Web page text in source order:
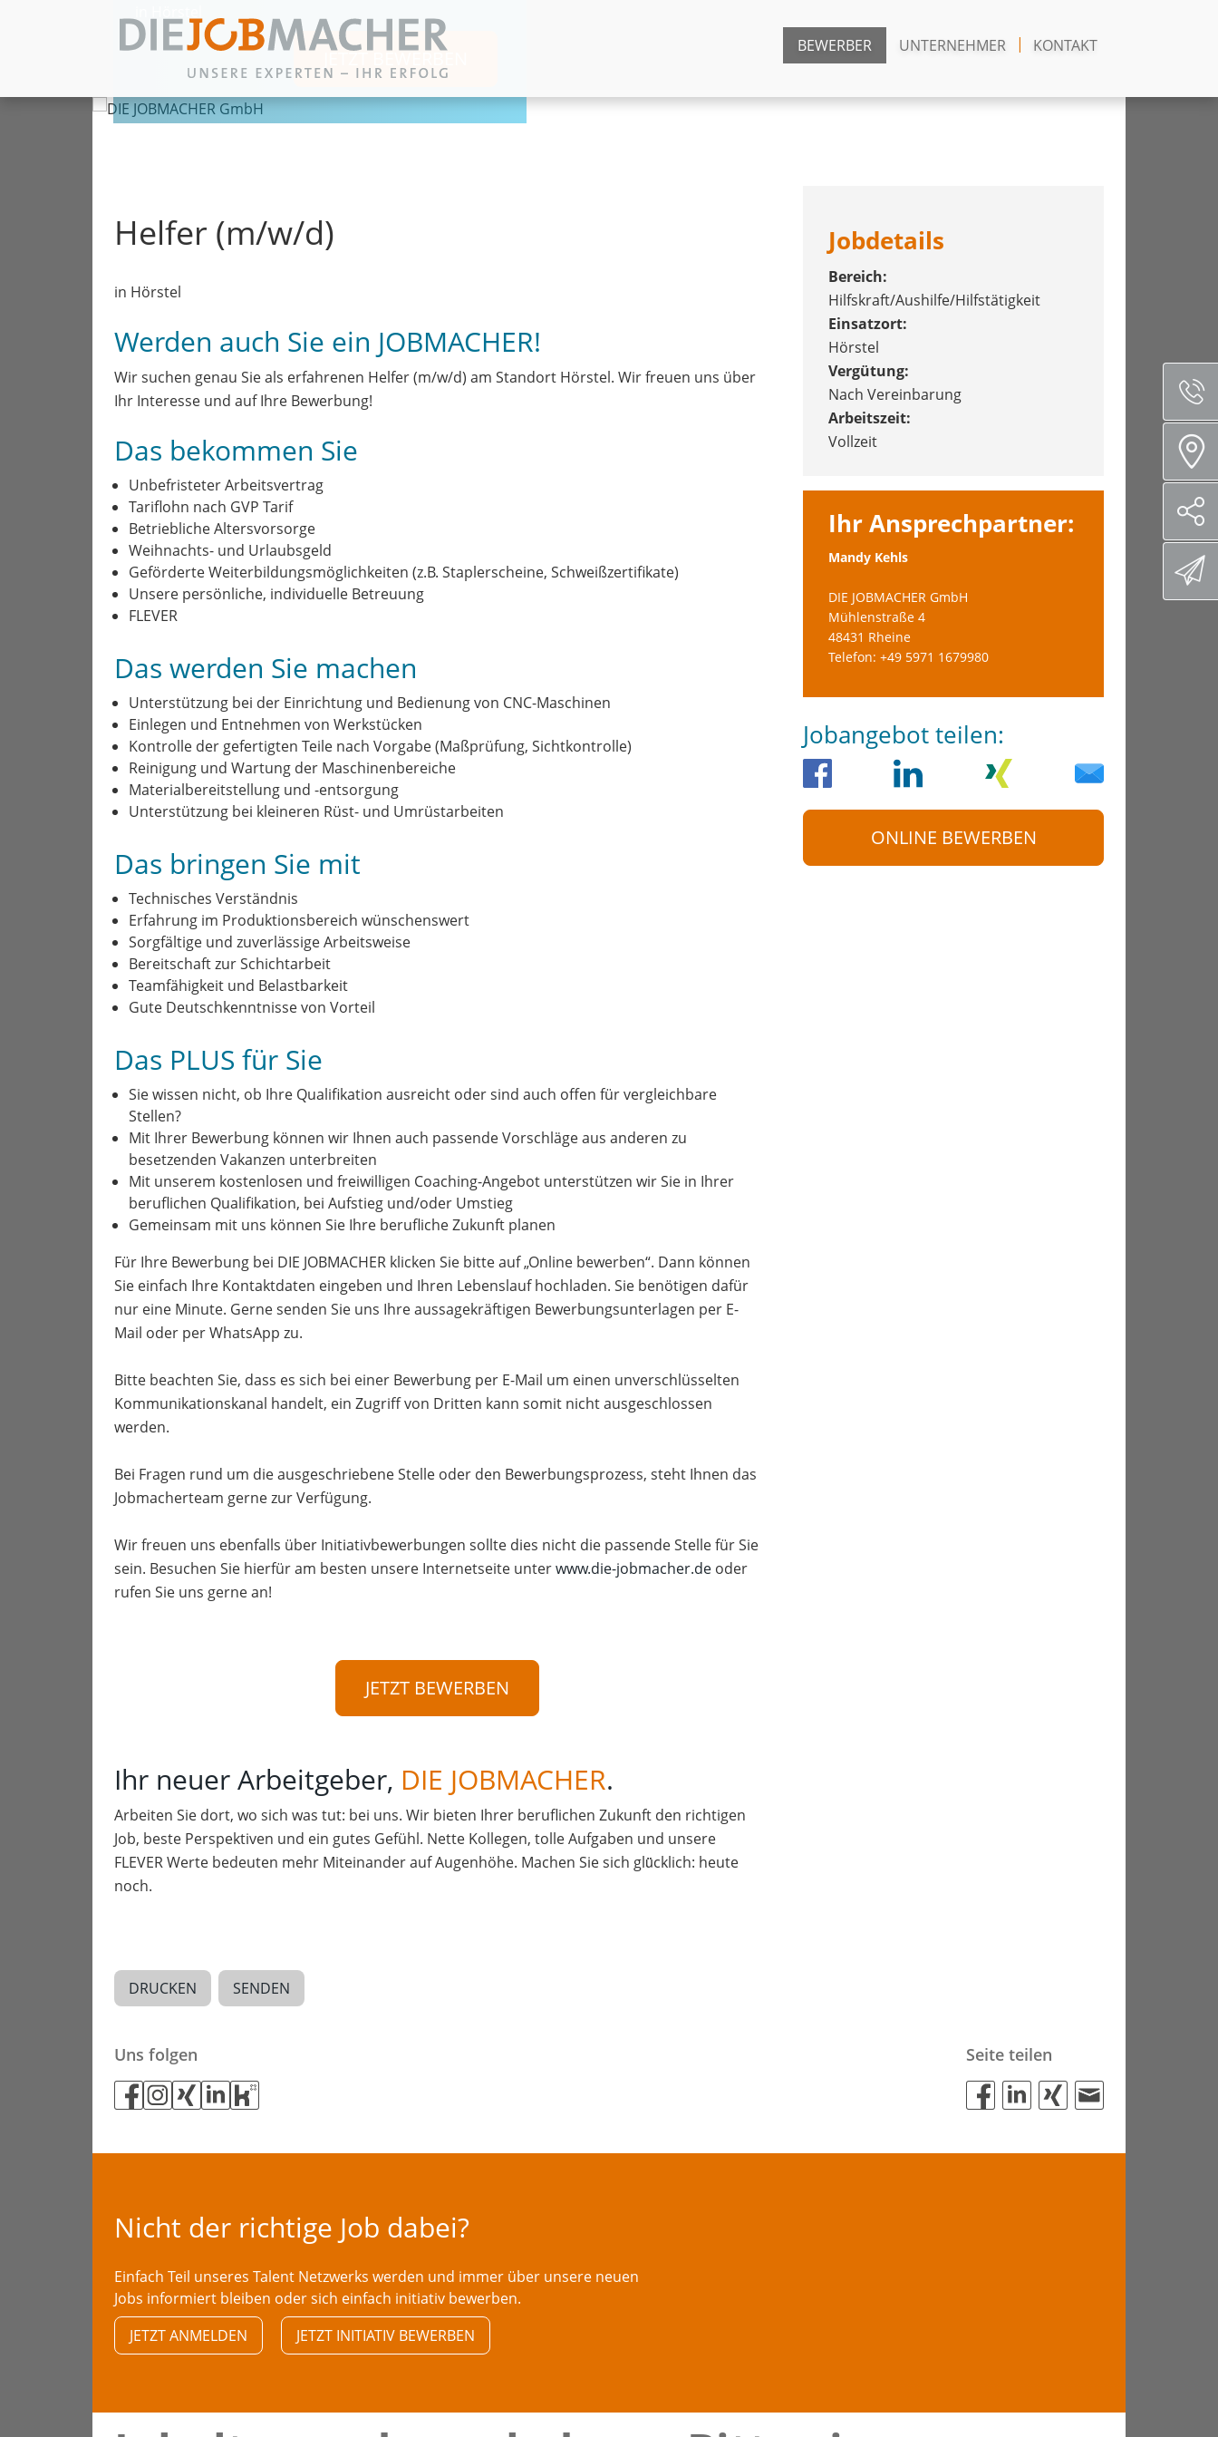
Zum Inhalt springen
BEWERBER UNTERNEHMER KONTAKT
JETZT BEWERBEN
Helfer (m/w/d)
in Hörstel
Werden auch Sie ein JOBMACHER!
Wir suchen genau Sie als erfahrenen Helfer (m/w/d) am Standort Hörstel. Wir freuen uns über
Ihr Interesse und auf Ihre Bewerbung!
Das bekommen Sie
Unbefristeter Arbeitsvertrag
Tariflohn nach GVP Tarif
Betriebliche Altersvorsorge
Weihnachts- und Urlaubsgeld
Geförderte Weiterbildungsmöglichkeiten (z.B. Staplerscheine, Schweißzertifikate)
Unsere persönliche, individuelle Betreuung
FLEVER
Das werden Sie machen
Unterstützung bei der Einrichtung und Bedienung von CNC-Maschinen
Einlegen und Entnehmen von Werkstücken
Kontrolle der gefertigten Teile nach Vorgabe (Maßprüfung, Sichtkontrolle)
Reinigung und Wartung der Maschinenbereiche
Materialbereitstellung und -entsorgung
Unterstützung bei kleineren Rüst- und Umrüstarbeiten
Das bringen Sie mit
Technisches Verständnis
Erfahrung im Produktionsbereich wünschenswert
Sorgfältige und zuverlässige Arbeitsweise
Bereitschaft zur Schichtarbeit
Teamfähigkeit und Belastbarkeit
Gute Deutschkenntnisse von Vorteil
Das PLUS für Sie
Sie wissen nicht, ob Ihre Qualifikation ausreicht oder sind auch offen für vergleichbare
Stellen?
Mit Ihrer Bewerbung können wir Ihnen auch passende Vorschläge aus anderen zu
besetzenden Vakanzen unterbreiten
Mit unserem kostenlosen und freiwilligen Coaching-Angebot unterstützen wir Sie in Ihrer
beruflichen Qualifikation, bei Aufstieg und/oder Umstieg
Gemeinsam mit uns können Sie Ihre berufliche Zukunft planen
Für Ihre Bewerbung bei DIE JOBMACHER klicken Sie bitte auf „Online bewerben“. Dann können
Sie einfach Ihre Kontaktdaten eingeben und Ihren Lebenslauf hochladen. Sie benötigen dafür
nur eine Minute. Gerne senden Sie uns Ihre aussagekräftigen Bewerbungsunterlagen per E-
Mail oder per WhatsApp zu.
Bitte beachten Sie, dass es sich bei einer Bewerbung per E-Mail um einen unverschlüsselten
Kommunikationskanal handelt, ein Zugriff von Dritten kann somit nicht ausgeschlossen
werden.
Bei Fragen rund um die ausgeschriebene Stelle oder den Bewerbungsprozess, steht Ihnen das
Jobmacherteam gerne zur Verfügung.
Wir freuen uns ebenfalls über Initiativbewerbungen sollte dies nicht die passende Stelle für Sie
sein. Besuchen Sie hierfür am besten unsere Internetseite unterwww.die-jobmacher.de oder
rufen Sie uns gerne an!
JETZT BEWERBEN
Ihr neuer Arbeitgeber, DIE JOBMACHER.
Arbeiten Sie dort, wo sich was tut: bei uns. Wir bieten Ihrer beruflichen Zukunft den richtigen
Job, beste Perspektiven und ein gutes Gefühl. Nette Kollegen, tolle Aufgaben und unsere
FLEVER Werte bedeuten mehr Miteinander auf Augenhöhe. Machen Sie sich glü̈cklich: heute
noch.
Jobdetails
Bereich:
Hilfskraft/Aushilfe/Hilfstätigkeit
Einsatzort:
Hörstel
Vergütung:
Nach Vereinbarung
Arbeitszeit:
Vollzeit
Ihr Ansprechpartner:
Mandy Kehls
DIE JOBMACHER GmbH
Mühlenstraße 4
48431 Rheine
Telefon: +49 5971 1679980
Jobangebot teilen:
ONLINE BEWERBEN
DRUCKEN SENDEN
Uns folgen Seite teilen
Nicht der richtige Job dabei?
Einfach Teil unseres Talent Netzwerks werden und immer über unsere neuen
Jobs informiert bleiben oder sich einfach initiativ bewerben.
JETZT ANMELDEN
JETZT INITIATIV BEWERBEN